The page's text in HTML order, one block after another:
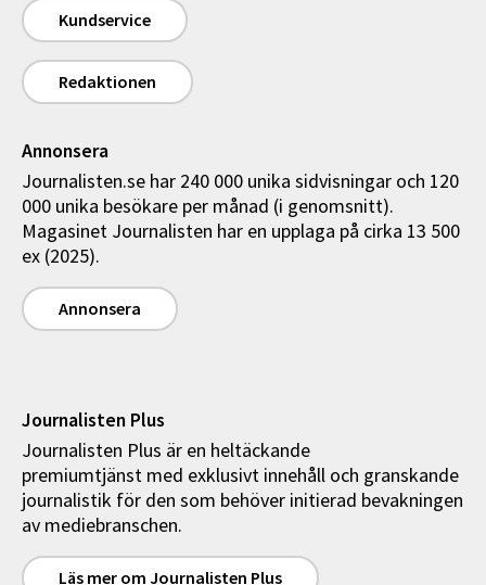
Kundservice
Redaktionen
Annonsera
Journalisten.se har 240 000 unika sidvisningar och 120
000 unika besökare per månad (i genomsnitt).
Magasinet Journalisten har en upplaga på cirka 13 500
ex (2025).
Annonsera
Journalisten Plus
Journalisten Plus är en heltäckande
premiumtjänst med exklusivt innehåll och granskande
journalistik för den som behöver initierad bevakningen
av mediebranschen.
Läs mer om Journalisten Plus